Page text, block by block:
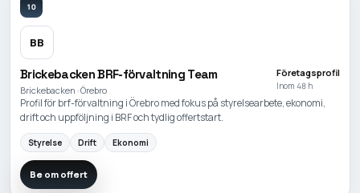
10
BB
Brickebacken BRF-förvaltning Team
Brickebacken · Örebro
Företagsprofil
Inom 48 h
Profil för brf-förvaltning i Örebro med fokus på styrelsearbete, ekonomi,
drift och uppföljning i BRF och tydlig offertstart.
Styrelse Drift Ekonomi
Be om offert